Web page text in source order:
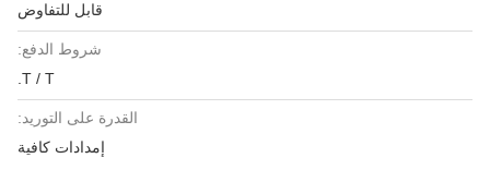
قابل للتفاوض
شروط الدفع:
T / T.
القدرة على التوريد:
إمدادات كافية